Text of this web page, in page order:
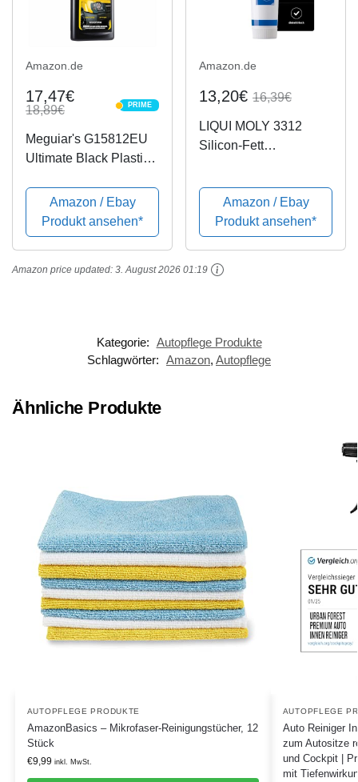
Amazon.de
17,47€
18,89€ PRIME
PRIME
Meguiar's G15812EU
Ultimate Black Plastic
Kunststoffpflege, 355ml
Amazon / Ebay
Produkt ansehen*
Amazon.de
13,20€ 16,39€
LIQUI MOLY 3312
Silicon-Fett
Amazon / Ebay
Produkt ansehen*
Amazon price updated: 3. August 2026 01:19
Kategorie: Autopflege Produkte
Schlagwörter: Amazon, Autopflege
Ähnliche Produkte
AUTOPFLEGE PRODUKTE
AmazonBasics – Mikrofaser-Reinigungstücher, 12
Stück
€9,99 inkl. MwSt.
AUTOPFLEGE
Auto Reiniger
zum Autositze
und Cockpit |
mit